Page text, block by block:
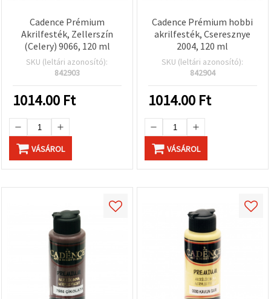
Cadence Prémium
Akrilfesték, Zellerszín
(Celery) 9066, 120 ml
SKU (leltári azonosító):
842903
1014.00 Ft
VÁSÁROL
Cadence Prémium hobbi
akrilfesték, Cseresznye
2004, 120 ml
SKU (leltári azonosító):
842904
1014.00 Ft
VÁSÁROL